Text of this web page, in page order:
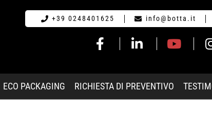
+39 0248401625 info@botta.it
ECO PACKAGING RICHIESTA DI PREVENTIVO